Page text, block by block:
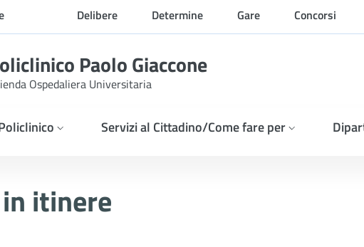
Delibere Determine Gare Concorsi
Paolo Giaccone
Ospedaliera Universitaria
Servizi al Cittadino/Come fare per
itinere